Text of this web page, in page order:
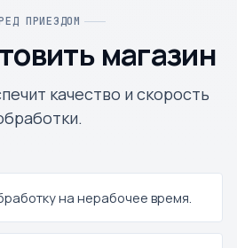
ПРИЕЗДОМ
магазин
качество и скорость
на нерабочее время.